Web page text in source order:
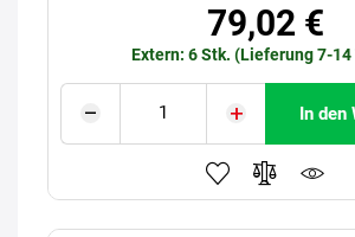
79,02 €
Extern: 6 Stk. (Lieferung 7-14
In den